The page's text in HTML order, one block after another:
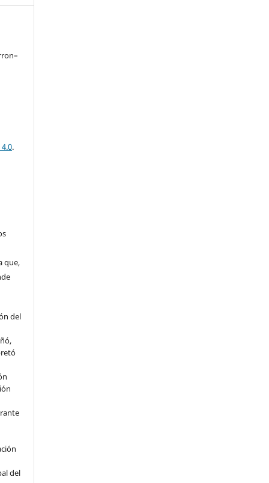
.
que,
del
del